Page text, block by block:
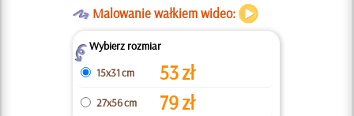
OMalowanie wałkiem wideo:
ZWybierz rozmiar
15x31 cm
53zł
27x56 cm 79zł